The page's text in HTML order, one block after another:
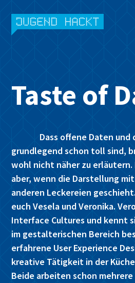
Skip
to
Taste of
Dass offene Daten und
grundlegend schon toll sind,
wohl nicht näher zu erläutern.
aber, wenn die Darstellung
anderen Leckereien
euch Vesela und Veronika.
Interface Cultures und kennt
im gestalterischen Bereich
erfahrene User Experience
kreative Tätigkeit in der
Beide arbeiten schon mehrere